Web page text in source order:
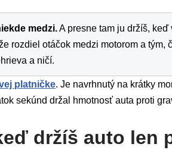
medzi.A presne tam ju držíš, keď
rozdiel otáčok medzi motorom a tým,
a ničí.
platničke. Je navrhnutý na krátky
sekúnd držal hmotnosť auta proti
držíš auto len